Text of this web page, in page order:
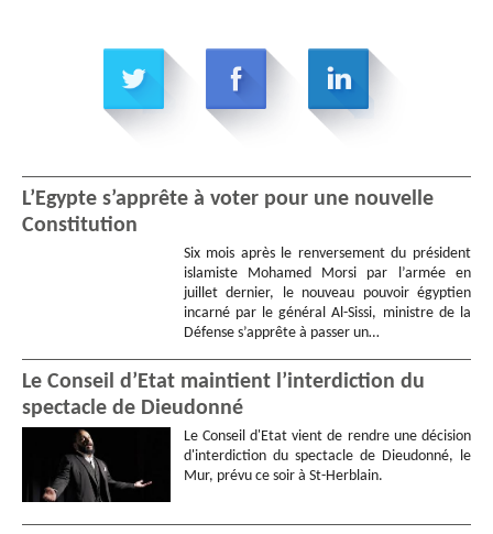
L’Egypte s’apprête à voter pour une nouvelle
Constitution
Six mois après le renversement du président
islamiste Mohamed Morsi par l’armée en
juillet dernier, le nouveau pouvoir égyptien
incarné par le général Al-Sissi, ministre de la
Défense s’apprête à passer un…
Le Conseil d’Etat maintient l’interdiction du
spectacle de Dieudonné
Le Conseil d'Etat vient de rendre une décision
d'interdiction du spectacle de Dieudonné, le
Mur, prévu ce soir à St-Herblain.